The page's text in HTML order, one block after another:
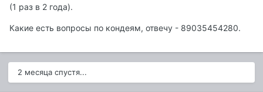
(1 раз в 2 года).
Какие есть вопросы по кондеям, отвечу - 89035454280.
2 месяца спустя...